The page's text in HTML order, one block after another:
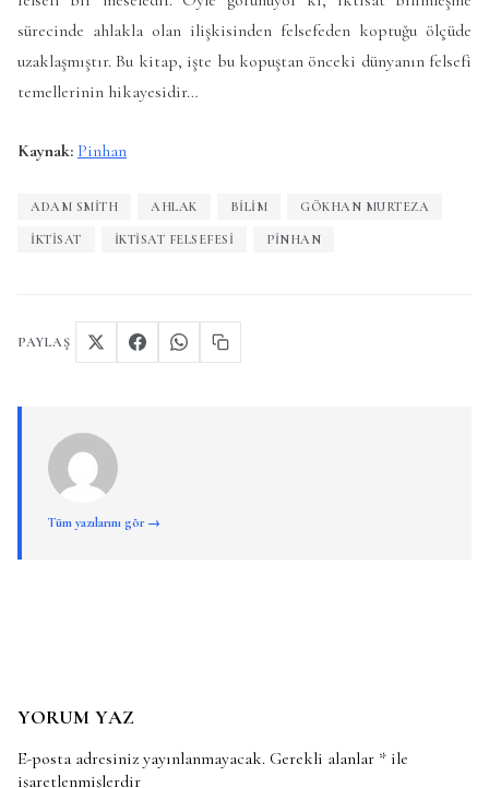
sürecinde ahlakla olan ilişkisinden felsefeden koptuğu ölçüde
uzaklaşmıştır. Bu kitap, işte bu kopuştan önceki dünyanın felsefi
temellerinin hikayesidir…
Kaynak: Pinhan
ADAM SMITH AHLAK BILIM GÖKHAN MURTEZA
İKTISAT İKTISAT FELSEFESI PINHAN
PAYLAŞ
Tüm yazılarını gör →
YORUM YAZ
E-posta adresiniz yayınlanmayacak. Gerekli alanlar * ile
işaretlenmişlerdir